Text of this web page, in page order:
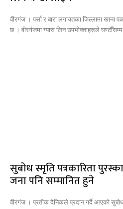
वीरगंज । पर्सा र बारा लगायतका जिल्लामा
छ । वीरगंजमा ग्यास लिन उपभोक्ताहरूले घण्टौँसम्म
सुबोध स्मृति पत्रकारिता
जना पनि सम्मानित हुने
वीरगंज । प्रतीक दैनिकले प्रदान गर्दै आएको सुबोध